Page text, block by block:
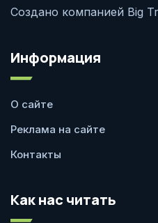
Создано компанией Big
Информация
О сайте
Реклама на сайте
Контакты
Как нас читать